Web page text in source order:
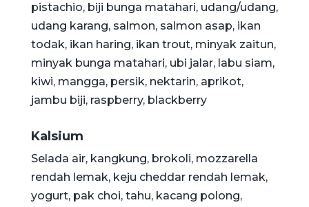
pistachio, biji bunga matahari, udang/udang,
udang karang, salmon, salmon asap, ikan
todak, ikan haring, ikan trout, minyak zaitun,
minyak bunga matahari, ubi jalar, labu siam,
kiwi, mangga, persik, nektarin, aprikot,
jambu biji, raspberry, blackberry
Kalsium
Selada air, kangkung, brokoli, mozzarella
rendah lemak, keju cheddar rendah lemak,
yogurt, pak choi, tahu, kacang polong,